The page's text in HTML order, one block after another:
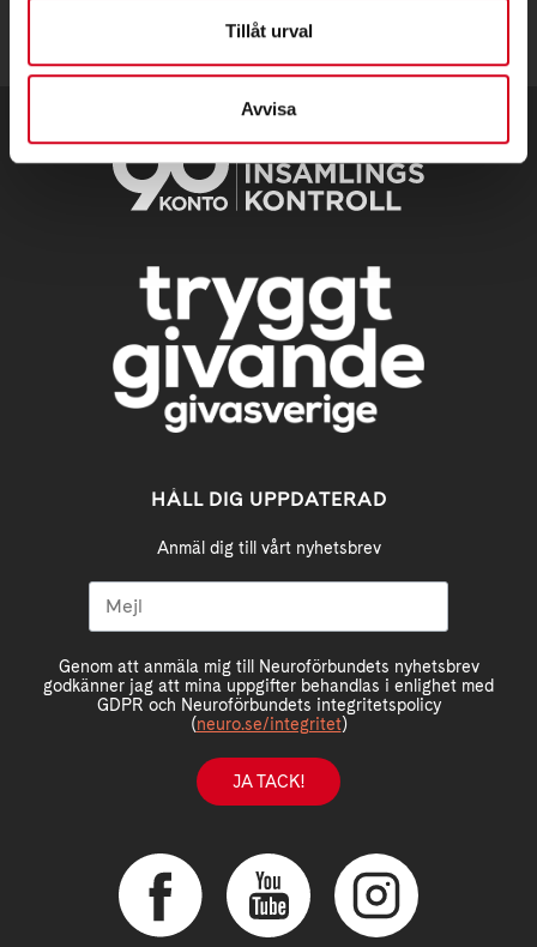
Tillåt urval
Avvisa
HÅLL DIG UPPDATERAD
Anmäl dig till vårt nyhetsbrev
Genom att anmäla mig till Neuroförbundets nyhetsbrev
godkänner jag att mina uppgifter behandlas i enlighet med
GDPR och Neuroförbundets integritetspolicy
(neuro.se/integritet)
JA TACK!